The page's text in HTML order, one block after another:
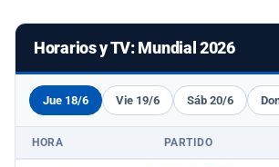
Horarios y TV: Mundial 2026
Jue 18/6 Vie 19/6 Sáb 20/6
HORA PARTIDO